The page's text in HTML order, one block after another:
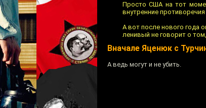
Просто США на тот
внутренние
А вот после нового года
ленивый не говорит о
Вначале Яценюк с
А ведь могут и не убить.